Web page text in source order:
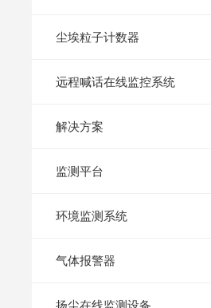
尘埃粒子计数器
远程喊话在线监控系统
解决方案
监测平台
环境监测系统
气体报警器
扬尘在线监测设备